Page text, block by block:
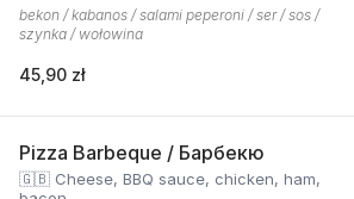
bekon / kabanos / salami peperoni / ser / sos /
szynka / wołowina
45,90 zł
Pizza Barbeque / Барбекю
🇬🇧 Cheese, BBQ sauce, chicken, ham,